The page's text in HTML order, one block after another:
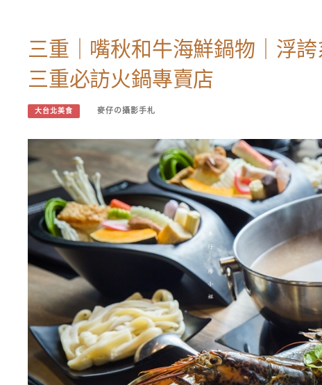
三重｜嘴秋和牛海鮮鍋物｜浮
三重必訪火鍋專賣店
大台北美食 麥仔の攝影手札